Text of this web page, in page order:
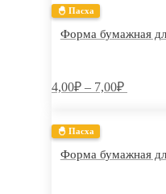
🐣 Пасха
Форма бумажная
4,00₽ – 7,00₽
🐣 Пасха
Форма бумажная